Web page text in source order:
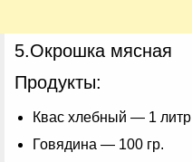
5.Окрошка мясная
Продукты:
Квас хлебный — 1 литр
Говядина — 100 гр.